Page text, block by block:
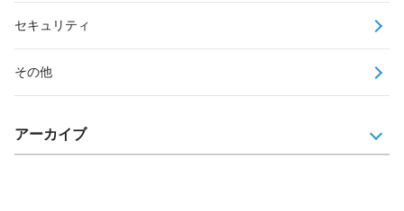
セキュリティ
その他
アーカイブ